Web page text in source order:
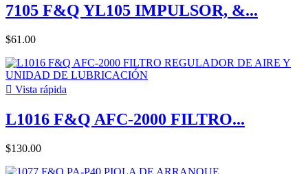
7105 F&Q YL105 IMPULSOR, &...
$61.00
 Vista rápida
L1016 F&Q AFC-2000 FILTRO...
$130.00